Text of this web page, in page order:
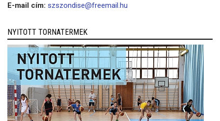
E-mail cím: szszondise@freemail.hu
NYITOTT TORNATERMEK